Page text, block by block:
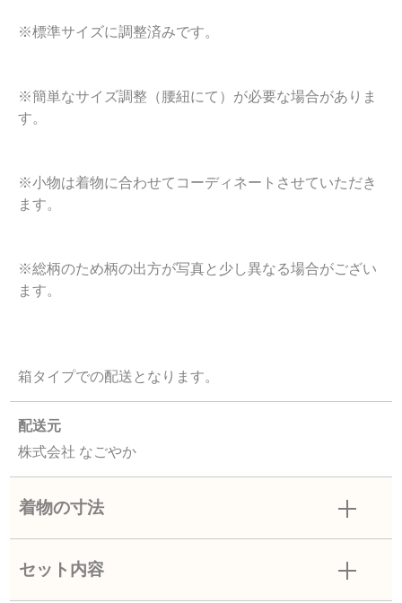
※標準サイズに調整済みです。
※簡単なサイズ調整（腰紐にて）が必要な場合がありま
す。
※小物は着物に合わせてコーディネートさせていただき
ます。
※総柄のため柄の出方が写真と少し異なる場合がござい
ます。
箱タイプでの配送となります。
配送元
株式会社 なごやか
着物の寸法
セット内容